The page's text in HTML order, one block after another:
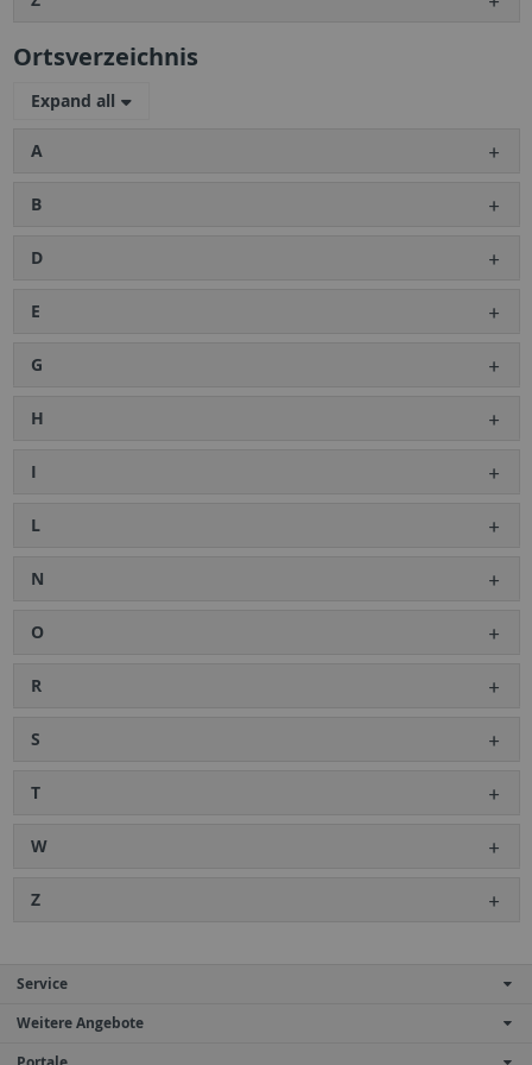
Ortsverzeichnis
Expand all
A
B
D
E
G
H
I
L
N
O
R
S
T
W
Z
Service
Weitere Angebote